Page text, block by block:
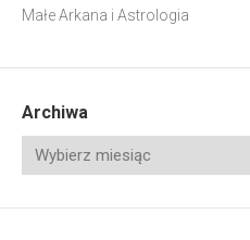
Małe Arkana i Astrologia
Archiwa